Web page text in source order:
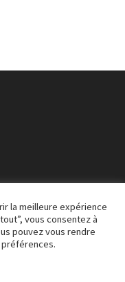
la meilleure expérience
vous consentez à
pouvez vous rendre